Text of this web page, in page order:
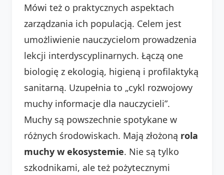
Mówi też o praktycznych aspektach
zarządzania ich populacją. Celem jest
umożliwienie nauczycielom prowadzenia
lekcji interdyscyplinarnych. Łączą one
biologię z ekologią, higieną i profilaktyką
sanitarną. Uzupełnia to „cykl rozwojowy
muchy informacje dla nauczycieli”.
Muchy są powszechnie spotykane w
różnych środowiskach. Mają złożoną rola
muchy w ekosystemie. Nie są tylko
szkodnikami, ale też pożytecznymi